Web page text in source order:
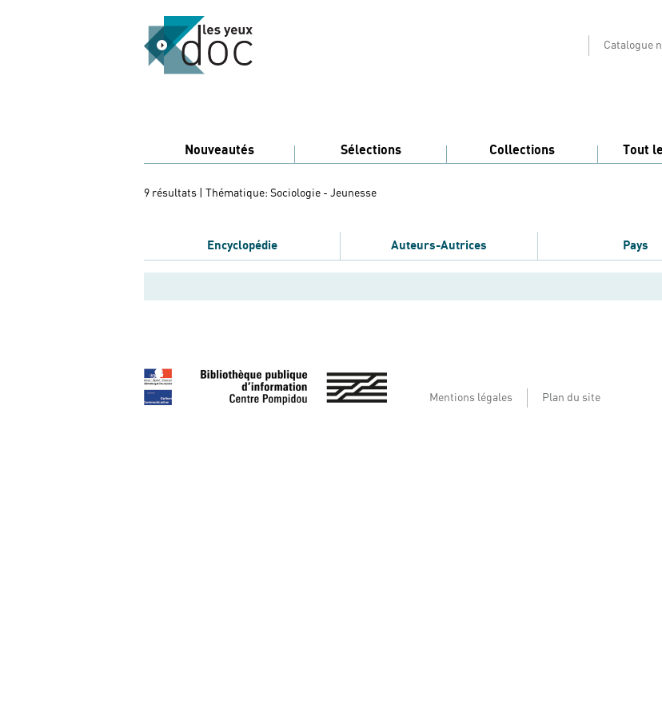
Catalogue
Nouveautés Sélections Collections Tout
9 résultats | Thématique: Sociologie - Jeunesse
Encyclopédie Auteurs-Autrices Pays
Mentions légales Plan du site